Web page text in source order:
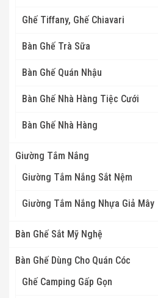
Ghế Tiffany, Ghế Chiavari
Bàn Ghế Trà Sữa
Bàn Ghế Quán Nhậu
Bàn Ghế Nhà Hàng Tiệc Cưới
Bàn Ghế Nhà Hàng
Giường Tắm Nắng
Giường Tắm Nắng Sắt Nệm
Giường Tắm Nắng Nhựa Giả Mây
Bàn Ghế Sắt Mỹ Nghệ
Bàn Ghế Dùng Cho Quán Cóc
Ghế Camping Gấp Gọn